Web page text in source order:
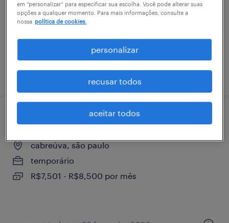
permanente
R$4,501 - R$5,500 por mês
vaga postada em 5 março 2026
analista fiscal sr - cabreúva/sp
cabreúva, são paulo
temporário
R$7,501 - R$8,500 por mês
em “personalizar” para especificar sua escolha. Você pode alterar suas
opções a qualquer momento. Para mais informações, consulte a
nossa política de cookies.
personalizar
recusar todos
aceitar todos